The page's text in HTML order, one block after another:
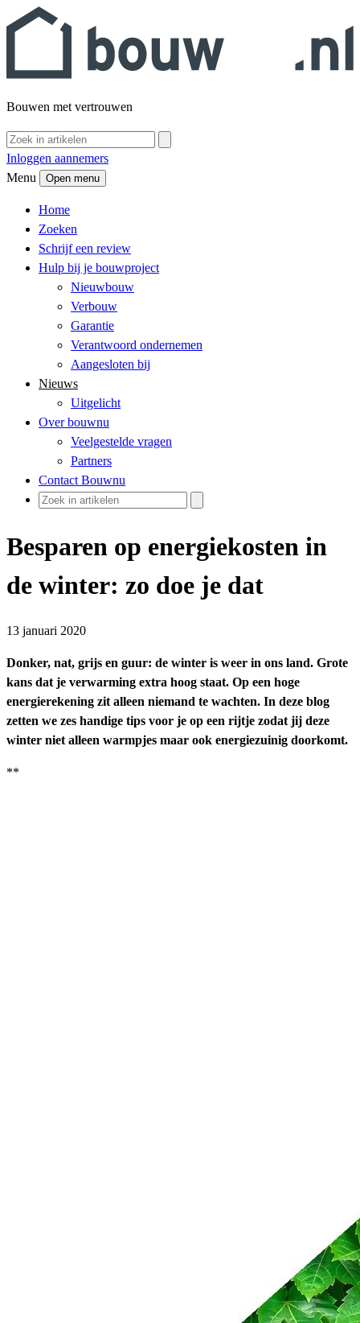
Bouwen met vertrouwen
Inloggen aannemers
Menu
Open menu
Home
Zoeken
Schrijf een review
Hulp bij je bouwproject
Nieuwbouw
Verbouw
Garantie
Verantwoord ondernemen
Aangesloten bij
Nieuws
Uitgelicht
Over bouwnu
Veelgestelde vragen
Partners
Contact Bouwnu
Besparen op energiekosten in
de winter: zo doe je dat
13 januari 2020
Donker, nat, grijs en guur: de winter is weer in ons land. Grote
kans dat je verwarming extra hoog staat. Op een hoge
energierekening zit alleen niemand te wachten. In deze blog
zetten we zes handige tips voor je op een rijtje zodat jij deze
winter niet alleen warmpjes maar ook energiezuinig doorkomt.
**